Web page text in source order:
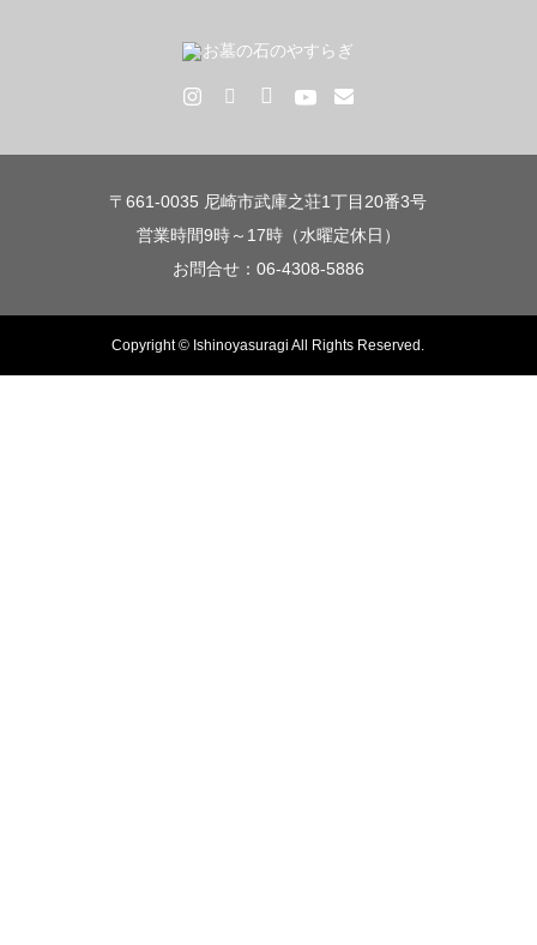
〒661-0035 尼崎市武庫之荘1丁目20番3号
営業時間9時～17時（水曜定休日）
お問合せ：06-4308-5886
Copyright © Ishinoyasuragi All Rights Reserved.